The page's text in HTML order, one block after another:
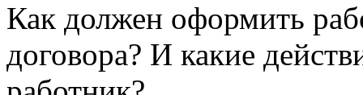
Как должен оформить
договора? И какие